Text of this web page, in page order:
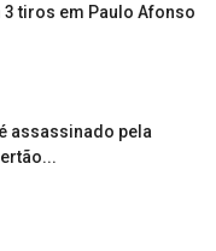
tiros em Paulo Afonso
assassinado pela